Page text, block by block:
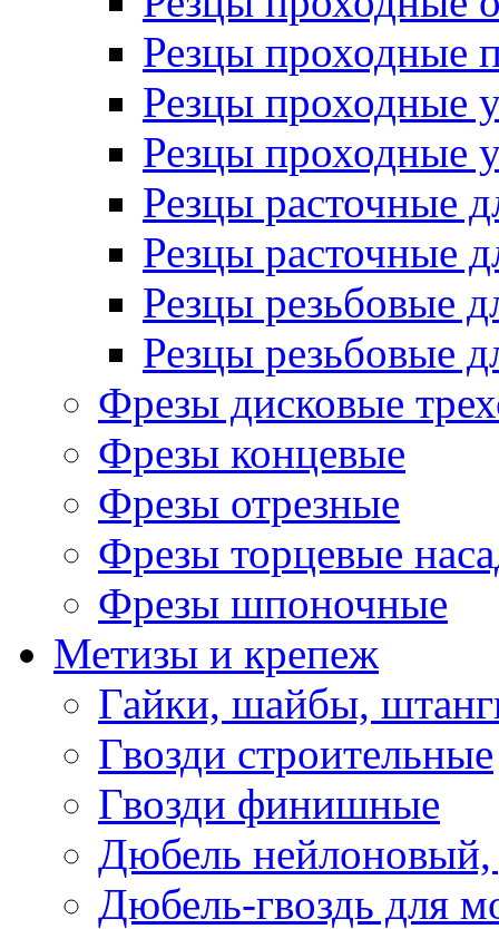
Резцы проходные
Резцы проходные
Резцы проходные
Резцы расточные
Резцы расточные
Резцы резьбовые
Резцы резьбовые
Фрезы дисковые
Фрезы концевые
Фрезы отрезные
Фрезы торцевые
Фрезы шпоночные
Метизы и крепеж
Гайки, шайбы,
Гвозди строительные
Гвозди финишные
Дюбель нейлоновый,
Дюбель-гвоздь для